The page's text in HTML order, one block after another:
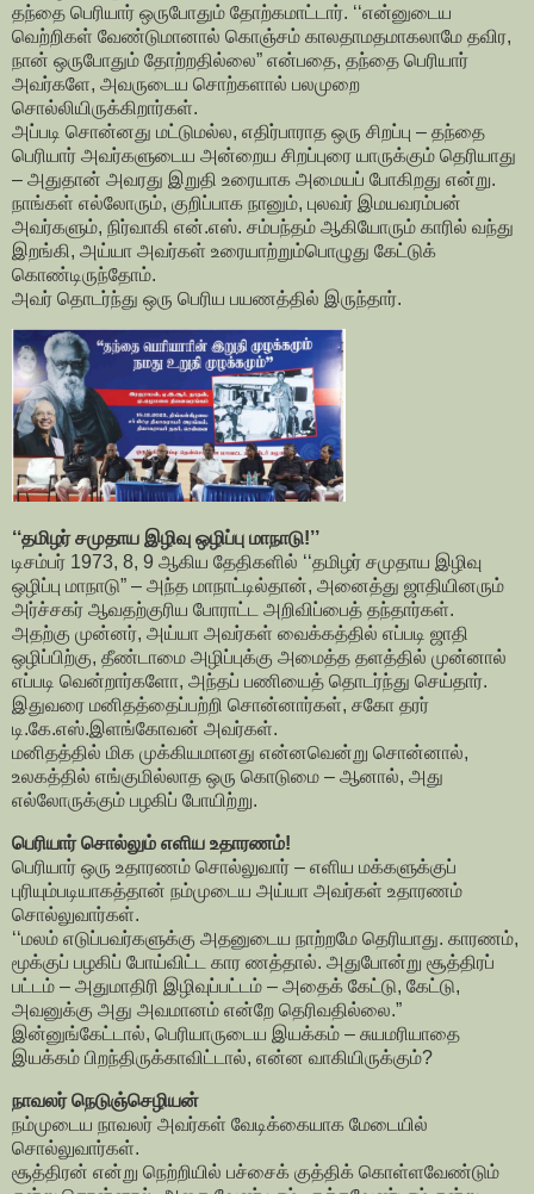
தந்தை பெரியார் ஒருபோதும் தோற்கமாட்டார். ‘‘என்னுடைய
வெற்றிகள் வேண்டுமானால் கொஞ்சம் காலதாமதமாகலாமே தவிர,
நான் ஒருபோதும் தோற்றதில்லை” என்பதை, தந்தை பெரியார்
அவர்களே, அவருடைய சொற்களால் பலமுறை
சொல்லியிருக்கிறார்கள்.
அப்படி சொன்னது மட்டுமல்ல, எதிர்பாராத ஒரு சிறப்பு – தந்தை
பெரியார் அவர்களுடைய அன்றைய சிறப்புரை யாருக்கும் தெரியாது
– அதுதான் அவரது இறுதி உரையாக அமையப் போகிறது என்று.
நாங்கள் எல்லோரும், குறிப்பாக நானும், புலவர் இமயவரம்பன்
அவர்களும், நிர்வாகி என்.எஸ். சம்பந்தம் ஆகியோரும் காரில் வந்து
இறங்கி, அய்யா அவர்கள் உரையாற்றும்பொழுது கேட்டுக்
கொண்டிருந்தோம்.
அவர் தொடர்ந்து ஒரு பெரிய பயணத்தில் இருந்தார்.
‘‘தமிழர் சமுதாய இழிவு ஒழிப்பு மாநாடு!’’
டிசம்பர் 1973, 8, 9 ஆகிய தேதிகளில் ‘‘தமிழர் சமுதாய இழிவு
ஒழிப்பு மாநாடு” – அந்த மாநாட்டில்தான், அனைத்து ஜாதியினரும்
அர்ச்சகர் ஆவதற்குரிய போராட்ட அறிவிப்பைத் தந்தார்கள்.
அதற்கு முன்னர், அய்யா அவர்கள் வைக்கத்தில் எப்படி ஜாதி
ஒழிப்பிற்கு, தீண்டாமை அழிப்புக்கு அமைத்த தளத்தில் முன்னால்
எப்படி வென்றார்களோ, அந்தப் பணியைத் தொடர்ந்து செய்தார்.
இதுவரை மனிதத்தைப்பற்றி சொன்னார்கள், சகோ தரர்
டி.கே.எஸ்.இளங்கோவன் அவர்கள்.
மனிதத்தில் மிக முக்கியமானது என்னவென்று சொன்னால்,
உலகத்தில் எங்குமில்லாத ஒரு கொடுமை – ஆனால், அது
எல்லோருக்கும் பழகிப் போயிற்று.
பெரியார் சொல்லும் எளிய உதாரணம்!
பெரியார் ஒரு உதாரணம் சொல்லுவார் – எளிய மக்களுக்குப்
புரியும்படியாகத்தான் நம்முடைய அய்யா அவர்கள் உதாரணம்
சொல்லுவார்கள்.
‘‘மலம் எடுப்பவர்களுக்கு அதனுடைய நாற்றமே தெரியாது. காரணம்,
மூக்குப் பழகிப் போய்விட்ட கார ணத்தால். அதுபோன்று சூத்திரப்
பட்டம் – அதுமாதிரி இழிவுப்பட்டம் – அதைக் கேட்டு, கேட்டு,
அவனுக்கு அது அவமானம் என்றே தெரிவதில்லை.”
இன்னுங்கேட்டால், பெரியாருடைய இயக்கம் – சுயமரியாதை
இயக்கம் பிறந்திருக்காவிட்டால், என்ன வாகியிருக்கும்?
நாவலர் நெடுஞ்செழியன்
நம்முடைய நாவலர் அவர்கள் வேடிக்கையாக மேடையில்
சொல்லுவார்கள்.
சூத்திரன் என்று நெற்றியில் பச்சைக் குத்திக் கொள்ளவேண்டும்